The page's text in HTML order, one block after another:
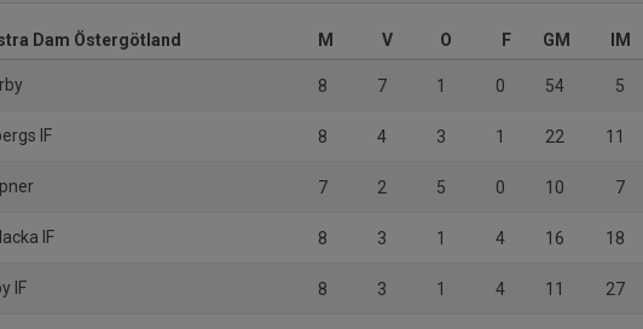
Dam Östergötland M V O F GM IM
8 7 1 0 54 5
IF 8 4 3 1 22 11
7 2 5 0 10 7
IF 8 3 1 4 16 18
IF 8 3 1 4 11 27